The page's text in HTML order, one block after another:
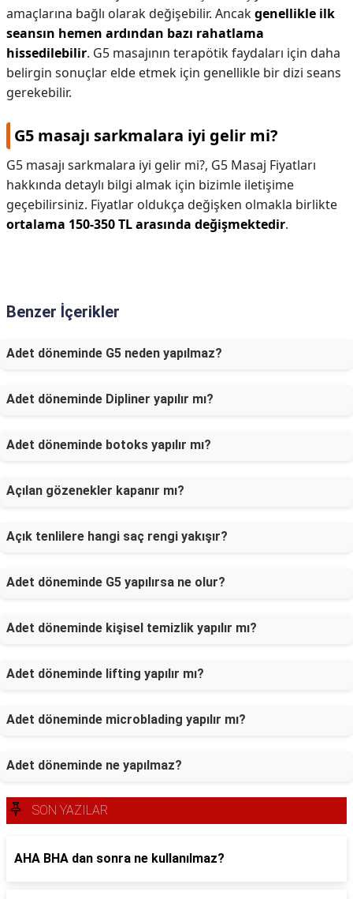
amaçlarına bağlı olarak değişebilir. Ancakgenellikle ilk
seansın hemen ardından bazı rahatlama
hissedilebilir. G5 masajının terapötik faydaları için daha
belirgin sonuçlar elde etmek için genellikle bir dizi seans
gerekebilir.
G5 masajı sarkmalara iyi gelir mi?
G5 masajı sarkmalara iyi gelir mi?, G5 Masaj Fiyatları
hakkında detaylı bilgi almak için bizimle iletişime
geçebilirsiniz. Fiyatlar oldukça değişken olmakla birlikte
ortalama 150-350 TL arasında değişmektedir.
Benzer İçerikler
Adet döneminde G5 neden yapılmaz?
Adet döneminde Dipliner yapılır mı?
Adet döneminde botoks yapılır mı?
Açılan gözenekler kapanır mı?
Açık tenlilere hangi saç rengi yakışır?
Adet döneminde G5 yapılırsa ne olur?
Adet döneminde kişisel temizlik yapılır mı?
Adet döneminde lifting yapılır mı?
Adet döneminde microblading yapılır mı?
Adet döneminde ne yapılmaz?
SON YAZILAR
AHA BHA dan sonra ne kullanılmaz?